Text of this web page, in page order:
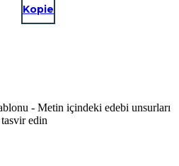
Kopie
- Metin içindeki edebi unsurları
edin